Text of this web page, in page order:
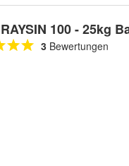
RAYSIN 100 - 25kg
3 Bewertungen